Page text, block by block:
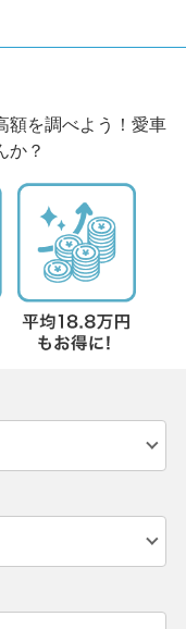
額を調べよう！愛車
か？